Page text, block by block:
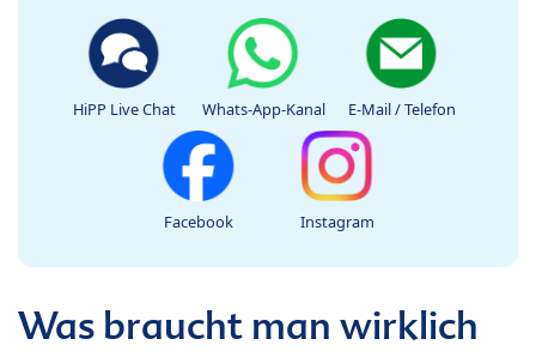
HiPP Live Chat Whats-App-Kanal E-Mail / Telefon
Facebook Instagram
Was braucht man wirklich